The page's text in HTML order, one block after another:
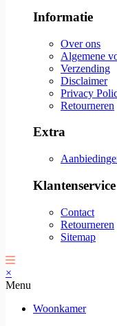
Informatie
Over ons
Algemene
Verzending
Disclaimer
Privacy
Retourneren
Extra
Klantenservice
Contact
Retourneren
Sitemap
×
Menu
Woonkamer